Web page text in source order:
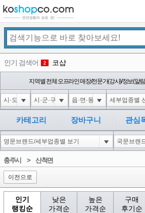
인기 검색어 2 코샵
3 익스
4 1-1; waitfor delay '0:0:15' --
5
6 1-1); waitfor delay '0:0:15' --
1
지역별 전체 오프라인 매장/전문가(강사)/정보(알
카테고리 장바구니 관심
충주시 > 산척면
이전으로
인기
랭킹순
낮은
가격순
높은
가격순
구매
후기순